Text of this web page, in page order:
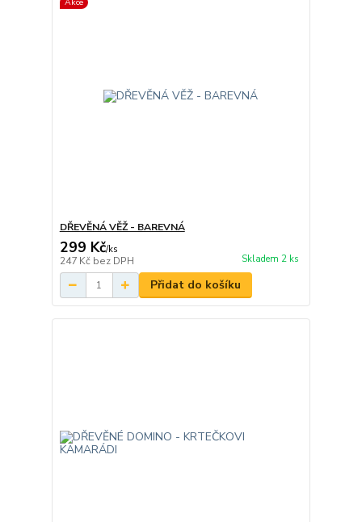
DŘEVĚNÁ VĚŽ - BAREVNÁ
299 Kč/ks
247 Kč bez DPH Skladem 2 ks
Přidat do košíku